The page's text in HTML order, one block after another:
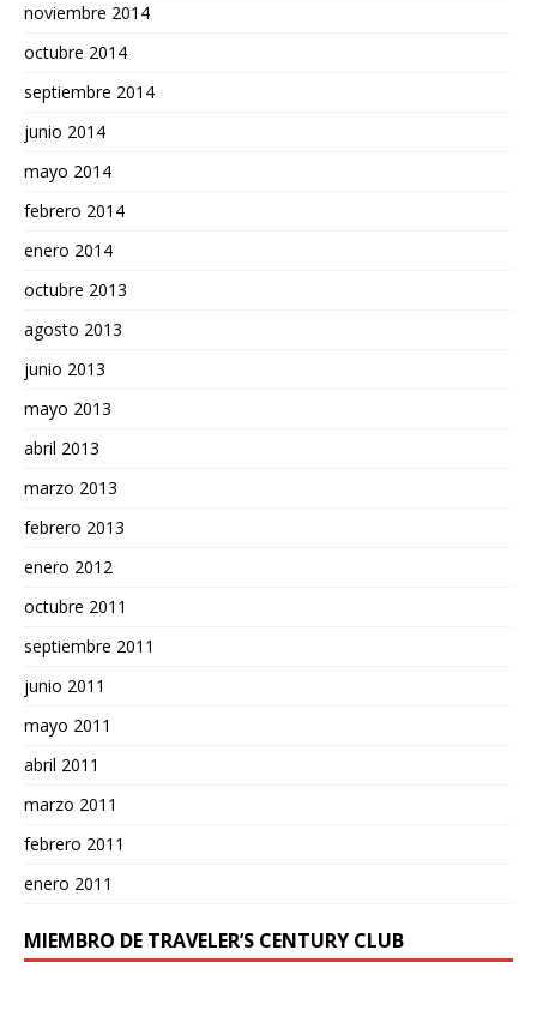
noviembre 2014
octubre 2014
septiembre 2014
junio 2014
mayo 2014
febrero 2014
enero 2014
octubre 2013
agosto 2013
junio 2013
mayo 2013
abril 2013
marzo 2013
febrero 2013
enero 2012
octubre 2011
septiembre 2011
junio 2011
mayo 2011
abril 2011
marzo 2011
febrero 2011
enero 2011
MIEMBRO DE TRAVELER’S CENTURY CLUB